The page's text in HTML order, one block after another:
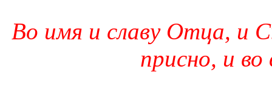
Во имя и славу Отца, и
присно, и во